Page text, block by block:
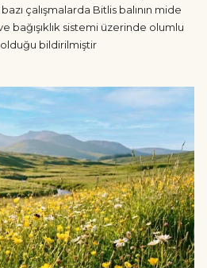
çalışmalarda Bitlis balının mide
bağışıklık sistemi üzerinde olumlu
bildirilmiştir